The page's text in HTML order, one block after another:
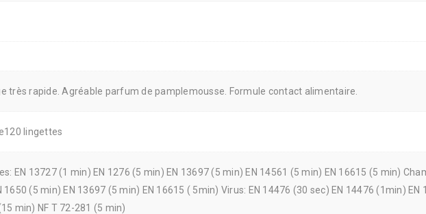
très rapide. Agréable parfum de pamplemousse. Formule contact alimentaire.
lingettes
EN 13727 (1 min) EN 1276 (5 min) EN 13697 (5 min) EN 14561 (5 min) EN 16615 (5 min)
1650 (5 min) EN 13697 (5 min) EN 16615 ( 5min) Virus: EN 14476 (30 sec) EN 14476 (1min)
min) NF T 72-281 (5 min)